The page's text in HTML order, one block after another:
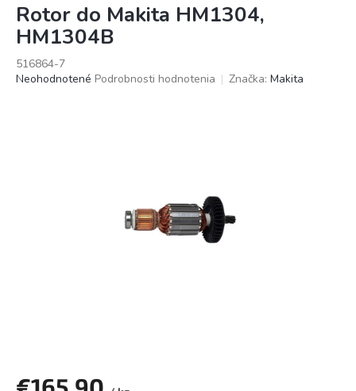
Rotor do Makita HM1304,
HM1304B
516864-7
Priemerné
Neohodnotené Podrobnosti hodnotenia Značka: Makita